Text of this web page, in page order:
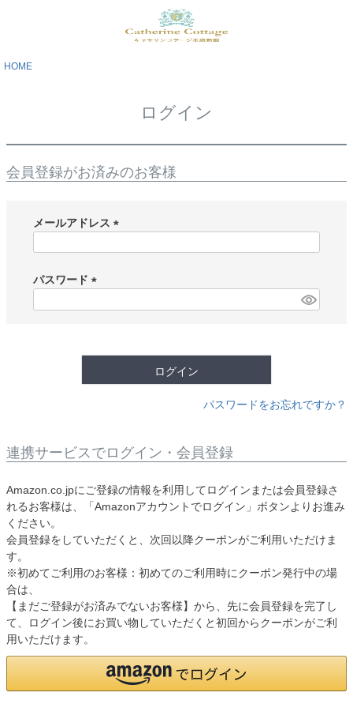
HOME
ログイン
会員登録がお済みのお客様
メールアドレス
)
パスワード
ログイン
パスワードをお忘れですか？
連携サービスでログイン・会員登録
Amazon.co.jpにご登録の情報を利用してログインまたは会員登録さ
れるお客様は、「Amazonアカウントでログイン」ボタンよりお進み
ください。
会員登録をしていただくと、次回以降クーポンがご利用いただけま
す。
※初めてご利用のお客様：初めてのご利用時にクーポン発行中の場
合は、
【まだご登録がお済みでないお客様】から、先に会員登録を完了し
て、ログイン後にお買い物していただくと初回からクーポンがご利
用いただけます。